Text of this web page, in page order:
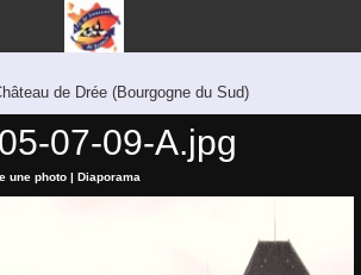
de Drée (Bourgogne du Sud)
07-09-A.jpg
une photo | Diaporama